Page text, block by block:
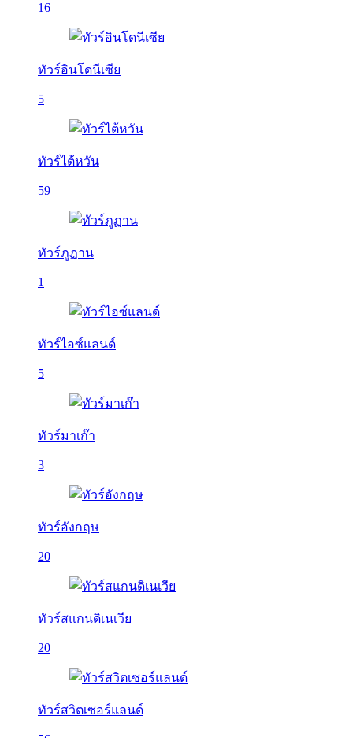
16
ทัวร์อินโดนีเซีย
5
ทัวร์ไต้หวัน
59
ทัวร์ภูฏาน
1
ทัวร์ไอซ์แลนด์
5
ทัวร์มาเก๊า
3
ทัวร์อังกฤษ
20
ทัวร์สแกนดิเนเวีย
20
ทัวร์สวิตเซอร์แลนด์